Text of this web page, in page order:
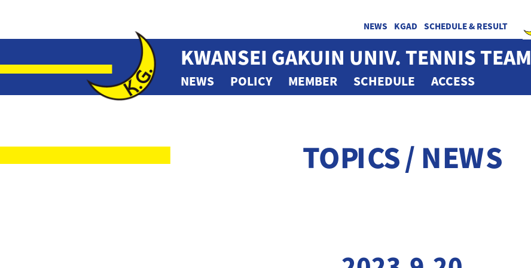
NEWS KGAD SCHEDULE & RESULT
KWANSEI GAKUIN UNIV. TENNIS TEAM
NEWS POLICY MEMBER SCHEDULE ACCESS
TOPICS / NEWS